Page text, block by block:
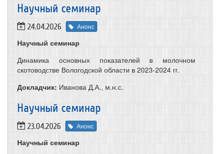
​Научный семинар
24.04.2026 Анонс
Научный семинар
Динамика основных показателей в молочном
скотоводстве Вологодской области в 2023-2024 гг.
Докладчик: Иванова Д.А., м.н.с.
​Научный семинар
23.04.2026 Анонс
Научный семинар